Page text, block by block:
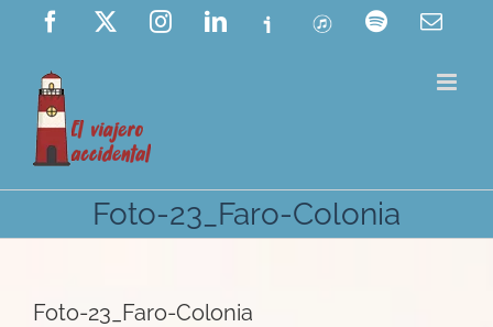
Saltar
contenido
Facebook InstagramLinkedIn
Ivoox ITunes Spotify
Foto-23_Faro-Colonia
Foto-23_Faro-Colonia